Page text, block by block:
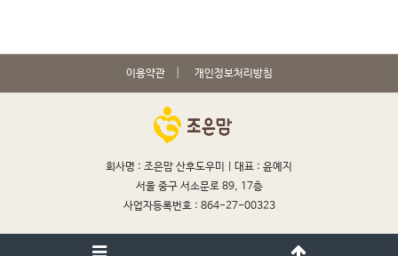
이용약관 개인정보처리방침
회사명 : 조은맘 산후도우미 | 대표 : 윤예지
서울 중구 서소문로 89, 17층
사업자등록번호 : 864-27-00323